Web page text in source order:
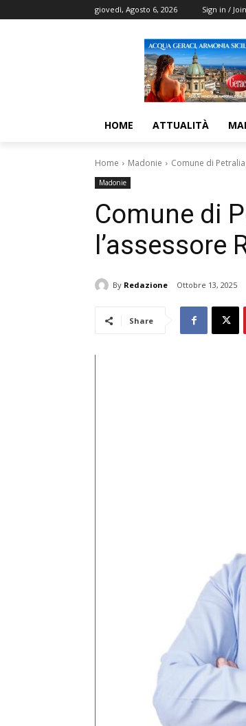
giovedì, Agosto 6, 2026 Sign in / Join
HOME ATTUALITÀ
Home Madonie Comune di
Madonie
Comune di
l’assessore
By Redazione Ottobre 13, 2025
Share